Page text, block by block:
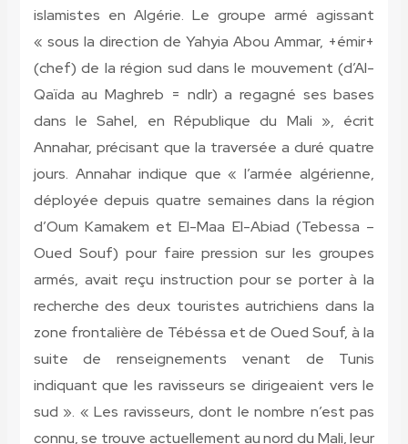
islamistes en Algérie. Le groupe armé agissant
« sous la direction de Yahyia Abou Ammar, +émir+
(chef) de la région sud dans le mouvement (d’Al-
Qaïda au Maghreb = ndlr) a regagné ses bases
dans le Sahel, en République du Mali », écrit
Annahar, précisant que la traversée a duré quatre
jours. Annahar indique que « l’armée algérienne,
déployée depuis quatre semaines dans la région
d’Oum Kamakem et El-Maa El-Abiad (Tebessa –
Oued Souf) pour faire pression sur les groupes
armés, avait reçu instruction pour se porter à la
recherche des deux touristes autrichiens dans la
zone frontalière de Tébéssa et de Oued Souf, à la
suite de renseignements venant de Tunis
indiquant que les ravisseurs se dirigeaient vers le
sud ». « Les ravisseurs, dont le nombre n’est pas
connu, se trouve actuellement au nord du Mali, leur